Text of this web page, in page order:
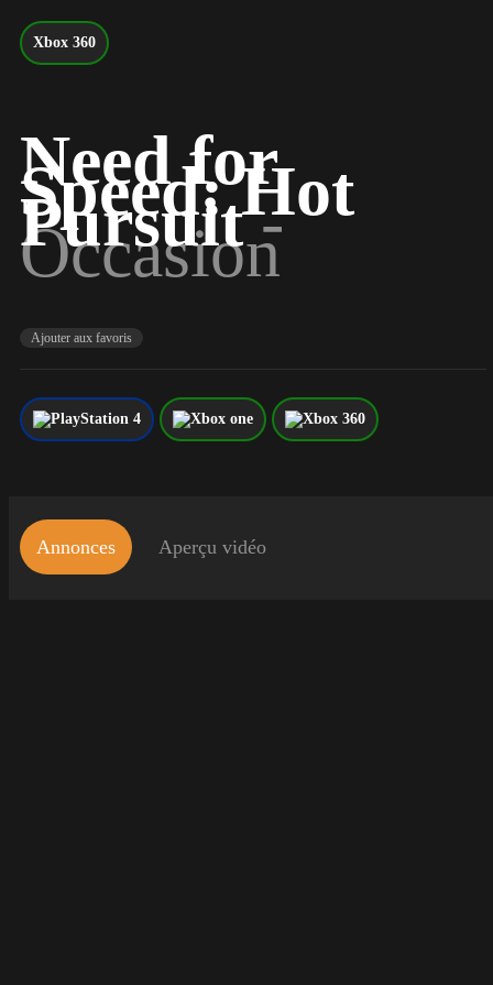
Xbox 360
Need for
Speed: Hot
Pursuit-
Occasion
Ajouter aux favoris
Annonces Aperçu vidéo